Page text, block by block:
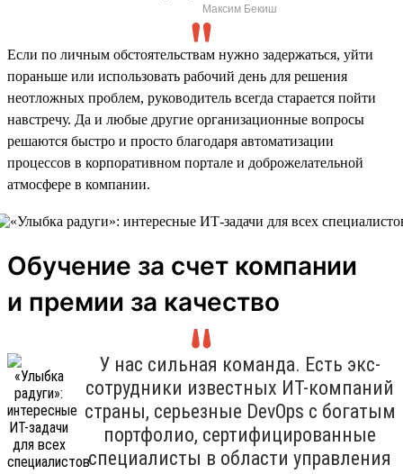
Максим Бекиш
Если по личным обстоятельствам нужно задержаться, уйти
пораньше или использовать рабочий день для решения
неотложных проблем, руководитель всегда старается пойти
навстречу. Да и любые другие организационные вопросы
решаются быстро и просто благодаря автоматизации
процессов в корпоративном портале и доброжелательной
атмосфере в компании.
Обучение за счет компании
и премии за качество
У нас сильная команда. Есть экс-
сотрудники известных ИТ-компаний
страны, серьезные DevOps с богатым
портфолио, сертифицированные
специалисты в области управления